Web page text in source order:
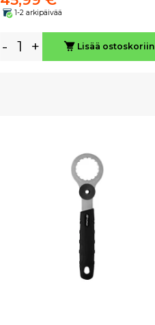
1-2 arkipäivää
- + Lisää ostoskoriin